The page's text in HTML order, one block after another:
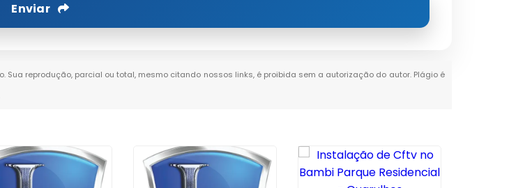
Enviar
Sua reprodução, parcial ou total, mesmo citando nossos links, é proibida sem a autorização do autor. Plágio é